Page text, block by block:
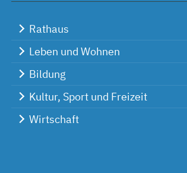
Rathaus
Leben und Wohnen
Bildung
Kultur, Sport und Freizeit
Wirtschaft